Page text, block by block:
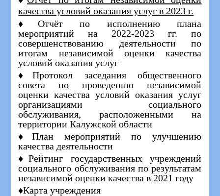
качества условий оказания услуг в 2023 г.
♦Отчёт по исполнению плана
мероприятий на 2022-2023 гг. по
совершенствованию деятельности по
итогам независимой оценки качества
условий оказания услуг
♦Протокол заседания общественного
совета по проведению независимой
оценки качества условий оказания услуг
организациямисоциального
обслуживания, расположенными на
территории Калужской области
♦План мероприятий по улучшению
качества деятельности
♦Рейтинг государственных учреждений
социального обслуживания по результатам
независимой оценки качества в 2021 году
♦Карта учреждения